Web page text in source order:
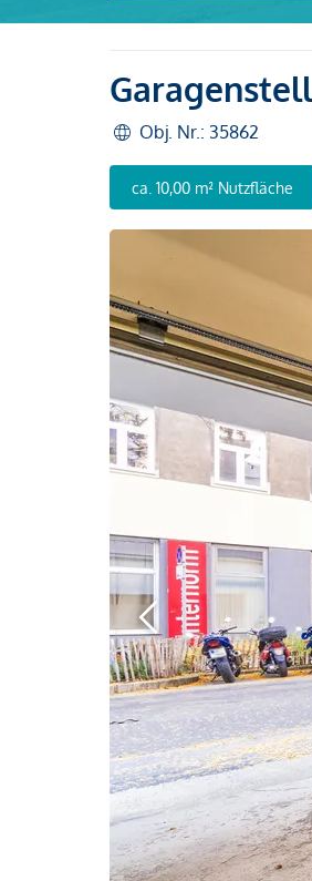
Obj. Nr.: 35862
ca. 10,00 m² Nutzfläche